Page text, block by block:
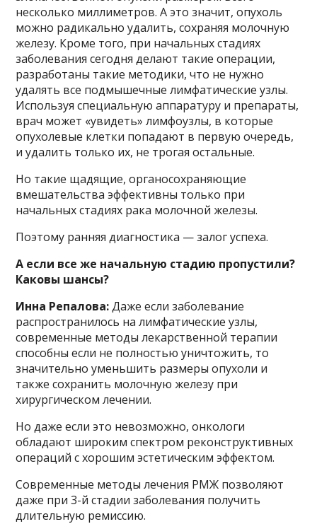
несколько миллиметров. А это значит, опухоль
можно радикально удалить, сохраняя молочную
железу. Кроме того, при начальных стадиях
заболевания сегодня делают такие операции,
разработаны такие методики, что не нужно
удалять все подмышечные лимфатические узлы.
Используя специальную аппаратуру и препараты,
врач может «увидеть» лимфоузлы, в которые
опухолевые клетки попадают в первую очередь,
и удалить только их, не трогая остальные.
Но такие щадящие, органосохраняющие
вмешательства эффективны только при
начальных стадиях рака молочной железы.
Поэтому ранняя диагностика — залог успеха.
А если все же начальную стадию пропустили?
Каковы шансы?
Инна Репалова:Даже если заболевание
распространилось на лимфатические узлы,
современные методы лекарственной терапии
способны если не полностью уничтожить, то
значительно уменьшить размеры опухоли и
также сохранить молочную железу при
хирургическом лечении.
Но даже если это невозможно, онкологи
обладают широким спектром реконструктивных
операций с хорошим эстетическим эффектом.
Современные методы лечения РМЖ позволяют
даже при 3-й стадии заболевания получить
длительную ремиссию.